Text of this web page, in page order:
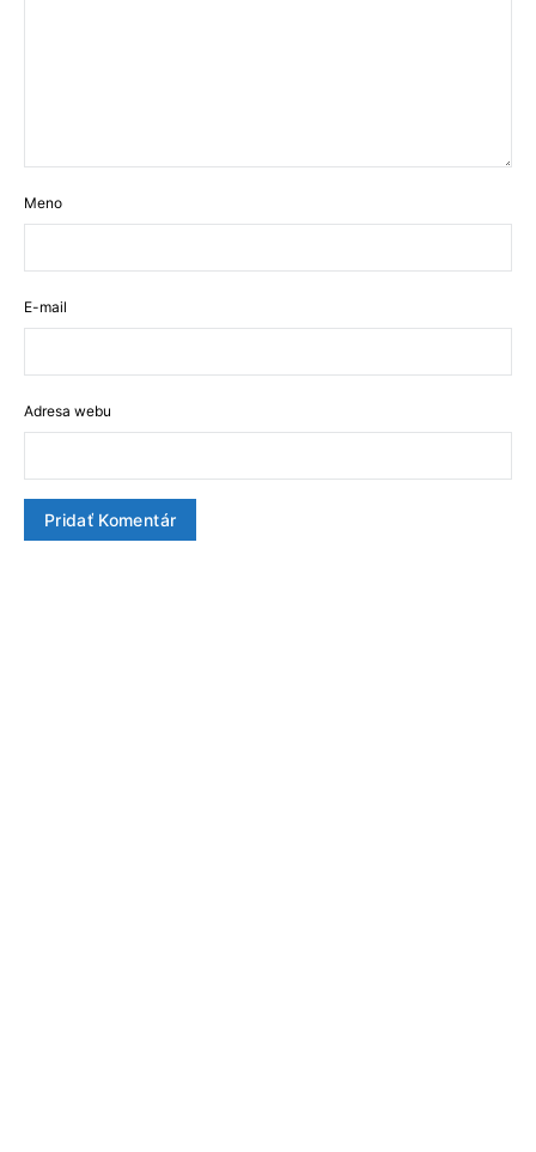
Meno
E-mail
Adresa webu